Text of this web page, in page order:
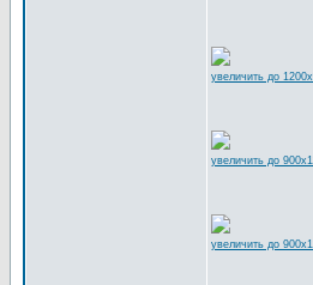
увеличить до
увеличить до
увеличить до